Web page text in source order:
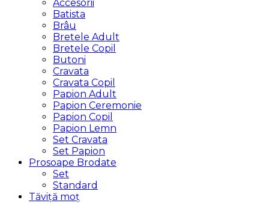
Accesorii
Batista
Brâu
Bretele Adult
Bretele Copil
Butoni
Cravata
Cravata Copil
Papion Adult
Papion Ceremonie
Papion Copil
Papion Lemn
Set Cravata
Set Papion
Prosoape Brodate
Set
Standard
Tăviță moț